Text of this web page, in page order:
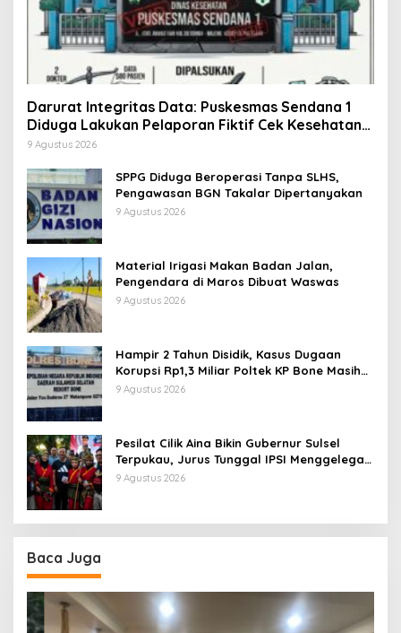
Darurat Integritas Data: Puskesmas Sendana 1
Diduga Lakukan Pelaporan Fiktif Cek Kesehatan
Gratis Demi Kejar Target
9 Agustus 2026
SPPG Diduga Beroperasi Tanpa SLHS,
Pengawasan BGN Takalar Dipertanyakan
9 Agustus 2026
Material Irigasi Makan Badan Jalan,
Pengendara di Maros Dibuat Waswas
9 Agustus 2026
Hampir 2 Tahun Disidik, Kasus Dugaan
Korupsi Rp1,3 Miliar Poltek KP Bone Masih
Tanpa Tersangka
9 Agustus 2026
Pesilat Cilik Aina Bikin Gubernur Sulsel
Terpukau, Jurus Tunggal IPSI Menggelegar
di Harmoni Kemanusiaan
9 Agustus 2026
Baca Juga